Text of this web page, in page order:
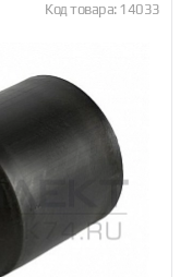
Код товара: 14033